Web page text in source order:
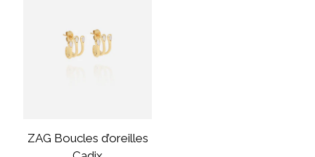
ZAG Boucles d’oreilles